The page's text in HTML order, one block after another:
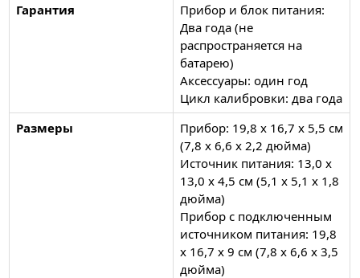
Гарантия
Прибор и блок питания:
Два года (не
распространяется на
батарею)
Аксессуары: один год
Цикл калибровки: два года
Размеры
Прибор: 19,8 x 16,7 x 5,5 см
(7,8 x 6,6 x 2,2 дюйма)
Источник питания: 13,0 x
13,0 x 4,5 см (5,1 x 5,1 x 1,8
дюйма)
Прибор с подключенным
источником питания: 19,8
x 16,7 x 9 см (7,8 x 6,6 x 3,5
дюйма)